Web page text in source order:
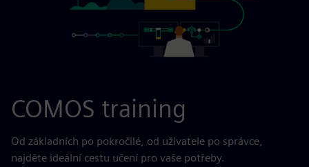
COMOS training
Od základních po pokročilé, od uživatele po správce,
najděte ideální cestu učení pro vaše potřeby.